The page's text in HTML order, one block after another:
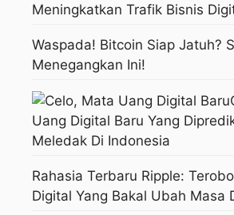
Meningkatkan Trafik Bisnis
Waspada! Bitcoin Siap Jatuh?
Menegangkan Ini!
Uang Digital Baru Yang
Meledak Di Indonesia
Rahasia Terbaru Ripple:
Digital Yang Bakal Ubah Masa